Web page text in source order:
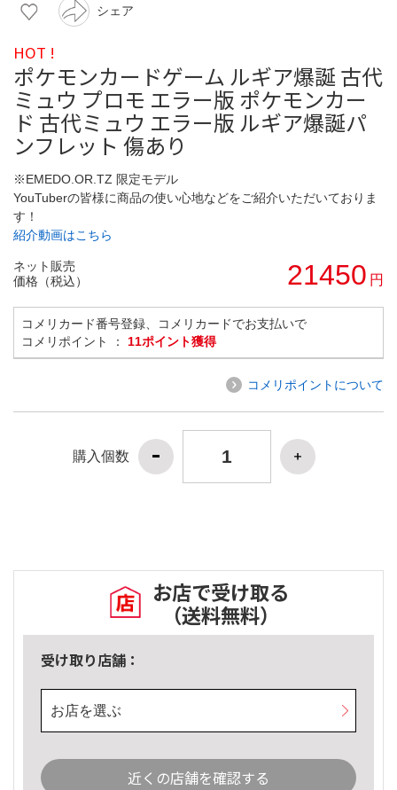
シェア
HOT !
ポケモンカードゲーム ルギア爆誕 古代
ミュウ プロモ エラー版 ポケモンカー
ド 古代ミュウ エラー版 ルギア爆誕パ
ンフレット 傷あり
※EMEDO.OR.TZ 限定モデル
YouTuberの皆様に商品の使い心地などをご紹介いただいておりま
す！
紹介動画はこちら
ネット販売
価格（税込）
21450 円
コメリカード番号登録、コメリカードでお支払いで
コメリポイント ： 11ポイント獲得
コメリポイントについて
購入個数
お店で受け取る
（送料無料）
受け取り店舗：
お店を選ぶ
近くの店舗を確認する